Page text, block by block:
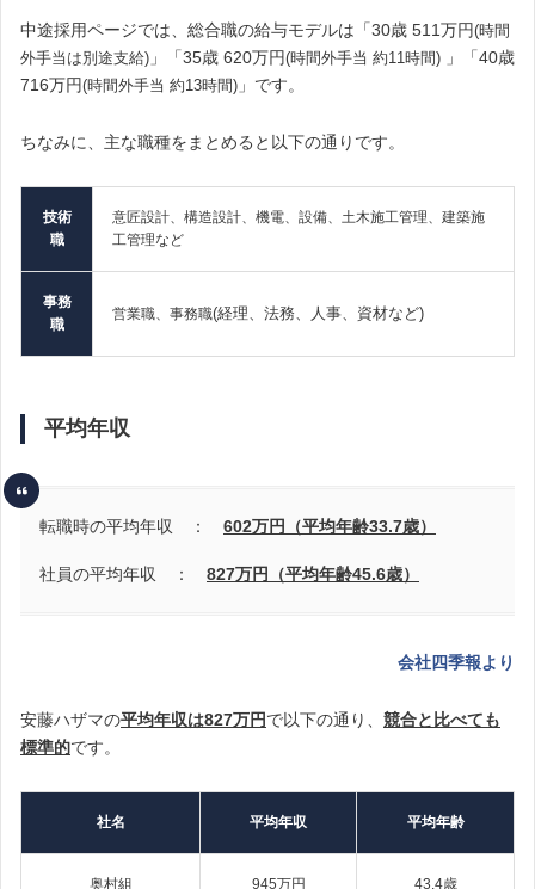
中途採用ページでは、総合職の給与モデルは「30歳 511万円(時間
外手当は別途支給) 」「35歳 620万円(時間外手当 約11時間) 」「40歳
716万円(時間外手当 約13時間) 」です。
ちなみに、主な職種をまとめると以下の通りです。
技術
職
意匠設計、構造設計、機電、設備、土木施工管理、建築施
工管理など
事務
職
営業職、事務職(経理、法務、人事、資材など)
平均年収
転職時の平均年収 ： 602万円（平均年齢33.7歳）
社員の平均年収 ： 827万円（平均年齢45.6歳）
会社四季報より
安藤ハザマの平均年収は827万円で以下の通り、 競合と比べても
標準的です。
社名 平均年収 平均年齢
奥村組 945万円 43.4歳